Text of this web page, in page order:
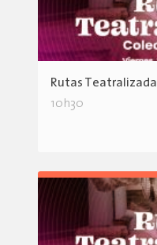
Rutas Teatralizada
10h30